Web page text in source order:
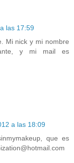
las 17:59
Mi nick y mi nombre
y mi mail es
a las 18:09
que es